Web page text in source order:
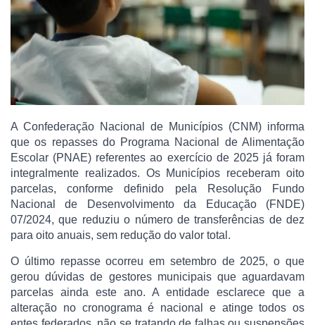
A Confederação Nacional de Municípios (CNM) informa
que os repasses do Programa Nacional de Alimentação
Escolar (PNAE) referentes ao exercício de 2025 já foram
integralmente realizados. Os Municípios receberam oito
parcelas, conforme definido pela Resolução Fundo
Nacional de Desenvolvimento da Educação (FNDE)
07/2024, que reduziu o número de transferências de dez
para oito anuais, sem redução do valor total.
O último repasse ocorreu em setembro de 2025, o que
gerou dúvidas de gestores municipais que aguardavam
parcelas ainda este ano. A entidade esclarece que a
alteração no cronograma é nacional e atinge todos os